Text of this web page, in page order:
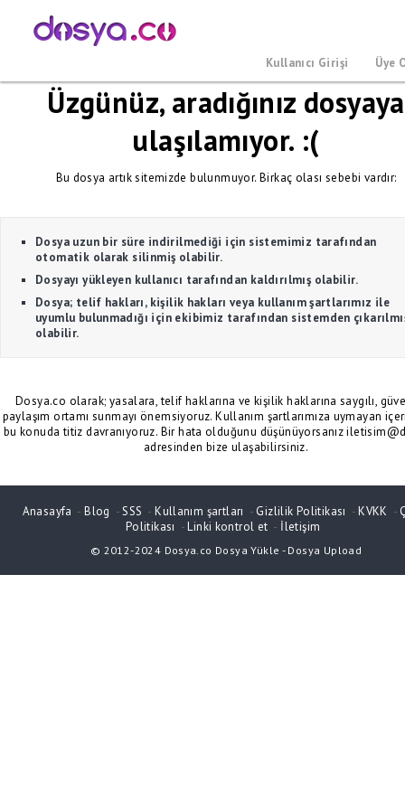
Kullanıcı Girişi Üye
Üzgünüz, aradığınız dosyaya
ulaşılamıyor. :(
Bu dosya artık sitemizde bulunmuyor. Birkaç olası sebebi vardır:
Dosya uzun bir süre indirilmediği için sistemimiz tarafından
otomatik olarak silinmiş olabilir.
Dosyayı yükleyen kullanıcı tarafından kaldırılmış olabilir.
Dosya; telif hakları, kişilik hakları veya kullanım şartlarımız ile
uyumlu bulunmadığı için ekibimiz tarafından sistemden
olabilir.
Dosya.co olarak; yasalara, telif haklarına ve kişilik haklarına saygılı,
paylaşım ortamı sunmayı önemsiyoruz. Kullanım şartlarımıza uymayan
bu konuda titiz davranıyoruz. Bir hata olduğunu düşünüyorsanız
adresinden bize ulaşabilirsiniz.
Anasayfa -Blog -SSS -Kullanım şartları - Gizlilik Politikası -KVKK -
Politikası -Linki kontrol et - İletişim
© 2012-2024 Dosya.co Dosya Yükle - Dosya Upload